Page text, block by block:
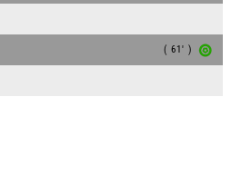
( 61' )